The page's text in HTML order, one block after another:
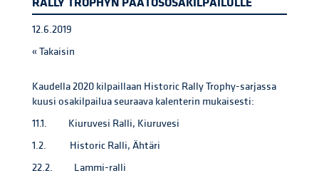
12.6.2019
« Takaisin
Kaudella 2020 kilpaillaan Historic Rally Trophy-sarjassa
kuusi osakilpailua seuraava kalenterin mukaisesti:
11.1. Kiuruvesi Ralli, Kiuruvesi
1.2. Historic Ralli, Ähtäri
22.2. Lammi-ralli